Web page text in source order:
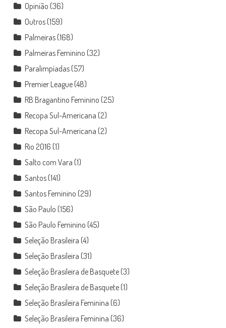
Opinião (36)
Outros(159)
Palmeiras(168)
Palmeiras Feminino (32)
Paralimpíadas(57)
Premier League(48)
RB Bragantino Feminino (25)
Recopa Sul-Americana (2)
Recopa Sul-Americana (2)
Rio 2016 (1)
Salto com Vara (1)
Santos(141)
Santos Feminino (29)
São Paulo (156)
São Paulo Feminino (45)
Seleção Brasileira (4)
Seleção Brasileira (31)
Seleção Brasileira de Basquete(3)
Seleção Brasileira de Basquete(1)
Seleção Brasileira Feminina (6)
Seleção Brasileira Feminina (36)